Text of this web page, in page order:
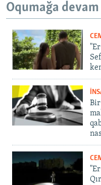
Oqumağa
Bir